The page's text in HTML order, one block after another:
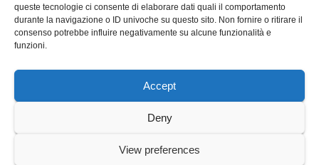
queste tecnologie ci consente di elaborare dati quali il comportamento
durante la navigazione o ID univoche su questo sito. Non fornire o ritirare il
consenso potrebbe influire negativamente su alcune funzionalità e
funzioni.
Accept
Deny
View preferences
Proudly powered by WordPress|Tema: Newspaperex di
Scienzastudio specialistico bracciano